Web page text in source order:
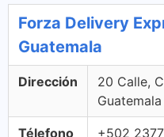
Forza Delivery
Guatemala
Dirección
20 Calle,
Guatemala
Télefono +502